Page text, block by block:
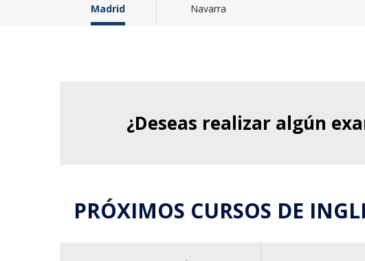
Madrid Navarra
¿Deseas realizar algún
PRÓXIMOS CURSOS DE